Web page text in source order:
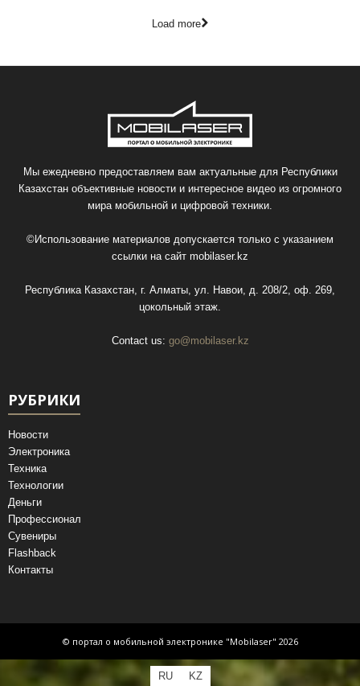
Load more
Мы ежедневно предоставляем вам актуальные для Республики
Казахстан объективные новости и интересное видео из огромного
мира мобильной и цифровой техники.
©Использование материалов допускается только с указанием
ссылки на сайт mobilaser.kz
Республика Казахстан, г. Алматы, ул. Навои, д. 208/2, оф. 269,
цокольный этаж.
Contact us: go@mobilaser.kz
РУБРИКИ
Новости
Электроника
Техника
Технологии
Деньги
Профессионал
Сувениры
Flashback
Контакты
© портал о мобильной электронике "Mobilaser" 2026
RU KZ